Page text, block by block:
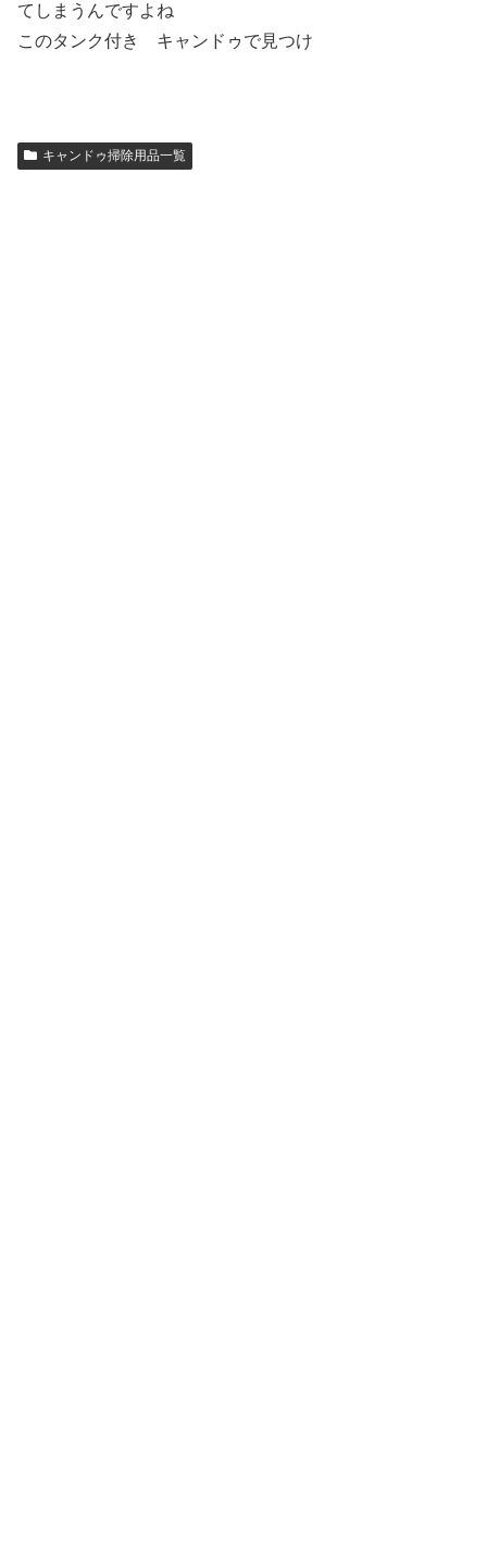
てしまうんですよね
このタンク付き キャンドゥで見つけ
キャンドゥ掃除用品一覧